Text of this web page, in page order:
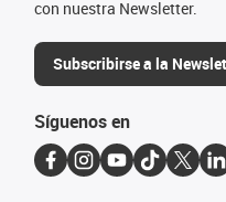
con nuestra Newsletter.
Subscribirse a la
Síguenos en